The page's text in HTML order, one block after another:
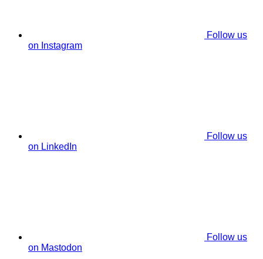
Follow us
on Instagram
Follow us
on LinkedIn
Follow us
on Mastodon